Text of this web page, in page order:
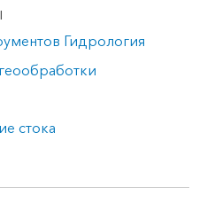
Гидрология
стока